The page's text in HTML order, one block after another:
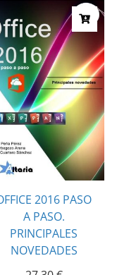
2016 PASO
A PASO.
PRINCIPALES
NOVEDADES